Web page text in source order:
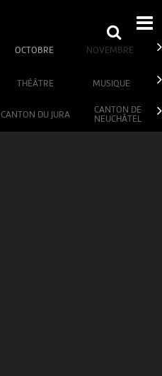
OCTOBRE NOVEMBRE
THÉÂTRE MUSIQUE
CANTON DU JURA
CANTON DE
NEUCHÂTEL